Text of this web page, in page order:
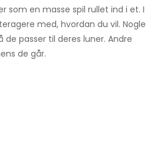
som en masse spil rullet ind i et. I
med, hvordan du vil. Nogle
passer til deres luner. Andre
de går.